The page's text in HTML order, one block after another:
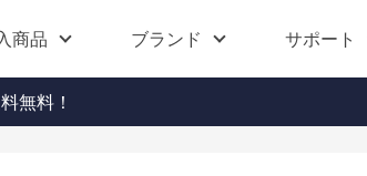
商品 ブランド サポート
無料！